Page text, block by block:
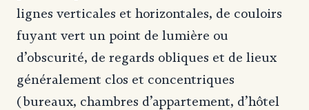
lignes verticales et horizontales, de couloirs
fuyant vert un point de lumière ou
d’obscurité, de regards obliques et de lieux
généralement clos et concentriques
(bureaux, chambres d’appartement, d’hôtel